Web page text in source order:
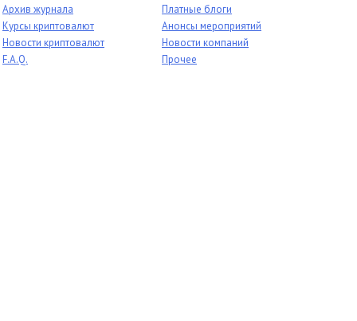
Архив журнала
Курсы криптовалют
Новости криптовалют
F.A.Q.
Платные блоги
Анонсы мероприятий
Новости компаний
Прочее